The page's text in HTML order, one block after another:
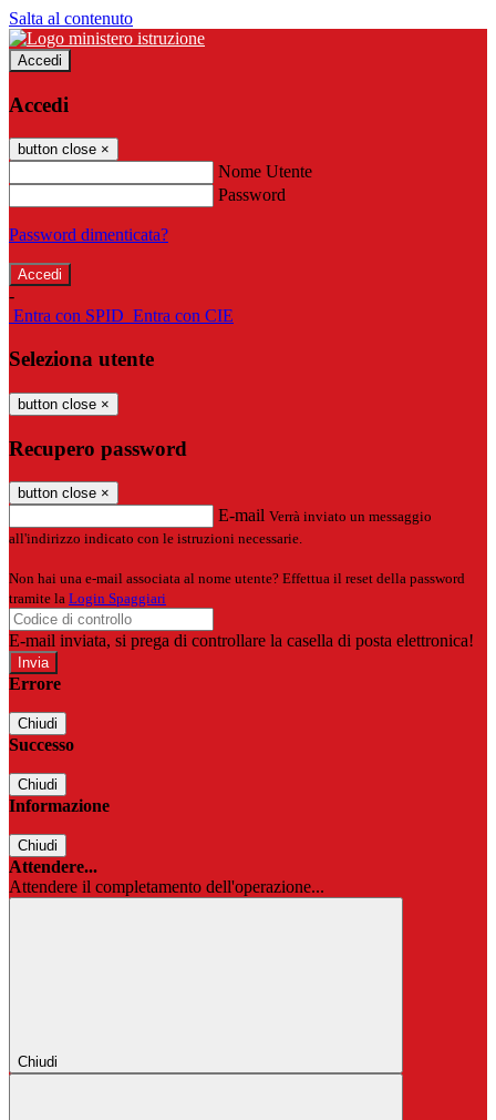
Salta al contenuto
Accedi
Accedi
button close ×
Nome Utente
Password
Password dimenticata?
-
Entra con SPID Entra con CIE
Seleziona utente
button close ×
Recupero password
button close ×
E-mail Verrà inviato un messaggio
all'indirizzo indicato con le istruzioni necessarie.
Non hai una e-mail associata al nome utente? Effettua il reset della password
tramite la Login Spaggiari
E-mail inviata, si prega di controllare la casella di posta elettronica!
Errore
Chiudi
Successo
Chiudi
Informazione
Chiudi
Attendere...
Attendere il completamento dell'operazione...
Chiudi